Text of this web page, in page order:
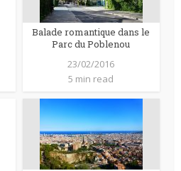
Balade romantique dans le
Parc du Poblenou
23/02/2016
5 min read